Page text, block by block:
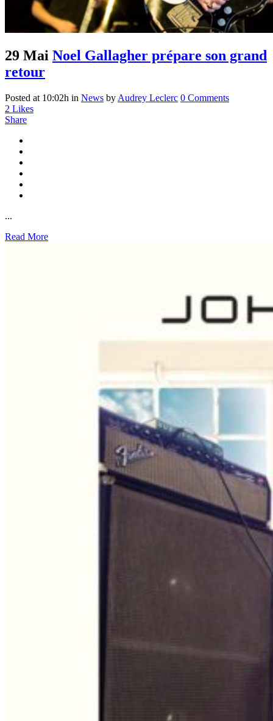
29 Mai Noel Gallagher prépare son grand
retour
Posted at 10:02h in News by Audrey Leclerc 0 Comments
2 Likes
Share
...
Read More